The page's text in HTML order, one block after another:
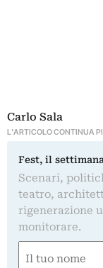
Carlo Sala
L'ARTICOLO CONTINUA
Fest, il
Scenari,
teatro,
rigenerazione
monitorare.
(Required)